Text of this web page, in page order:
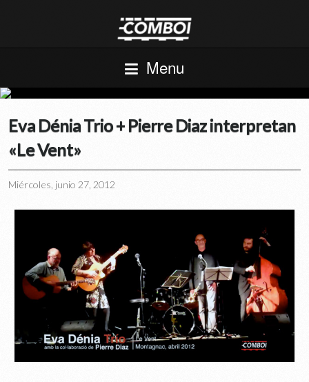
Menu
Eva Dénia Trio + Pierre Diaz interpretan
«Le Vent»
Miércoles, junio 27, 2012